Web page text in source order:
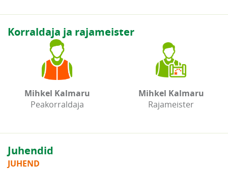
Korraldaja ja rajameister
Mihkel Kalmaru
Peakorraldaja
Mihkel Kalmaru
Rajameister
Juhendid
JUHEND